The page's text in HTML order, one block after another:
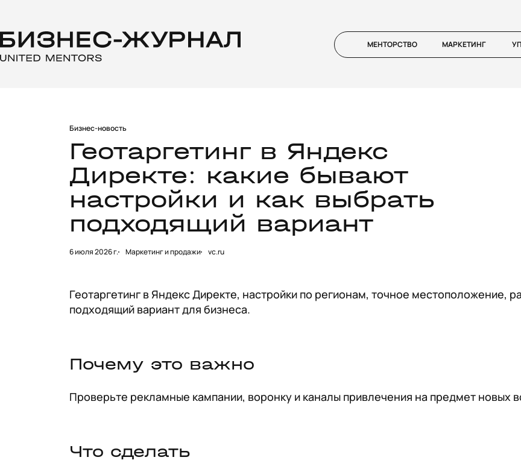
МЕНТОРСТВО МАРКЕТИНГ
Бизнес-новость
Геотаргетинг в Яндекс
Директе: какие бывают
настройки и как выбрать
подходящий вариант
6 июля 2026 г. Маркетинг и продажи vc.ru
Геотаргетинг в Яндекс Директе, настройки по регионам, точное местоположение,
подходящий вариант для бизнеса.
Почему это важно
Проверьте рекламные кампании, воронку и каналы привлечения на предмет новых
Что сделать